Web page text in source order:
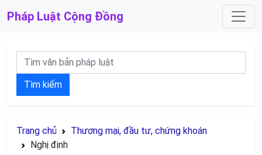
Pháp Luật Cộng Đồng
Tìm kiếm
Trang chủ
Thương mại, đầu tư, chứng khoán
Nghị định